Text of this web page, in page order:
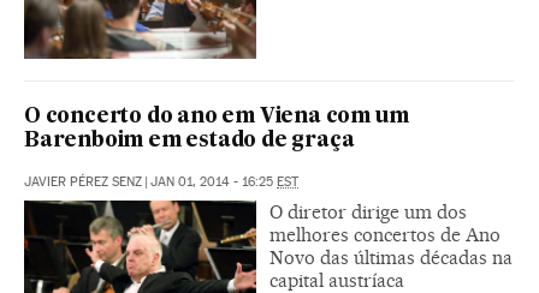
O concerto do ano em Viena com um
Barenboim em estado de graça
JAVIER PÉREZ SENZ | JAN 01, 2014 - 16:25 EST
O diretor dirige um dos
melhores concertos de Ano
Novo das últimas décadas na
capital austríaca